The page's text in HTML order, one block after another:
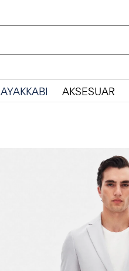
AYAKKABI AKSESUAR